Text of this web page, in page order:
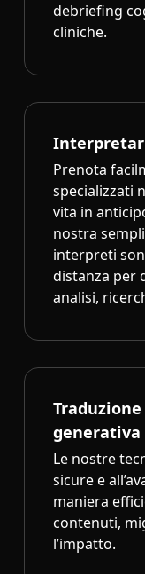
debriefing
cliniche.
Prenota
specializzati
vita in
nostra
interpreti
distanza per
analisi,
generativa
Le nostre
sicure e
maniera
contenuti,
l’impatto.